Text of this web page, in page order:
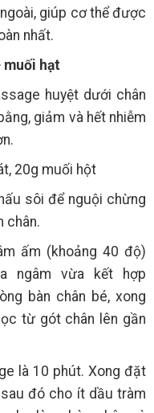
giúp cơ thể được
nhất.
muối hạt
huyệt dưới chân
giảm và hết nhiễm
20g muối hột
sôi để nguội chừng
chân.
ấm (khoảng 40 độ)
ngâm vừa kết hợp
bàn chân bé, xong
từ gót chân lên gần
là 10 phút. Xong đặt
đó cho ít dầu tràm